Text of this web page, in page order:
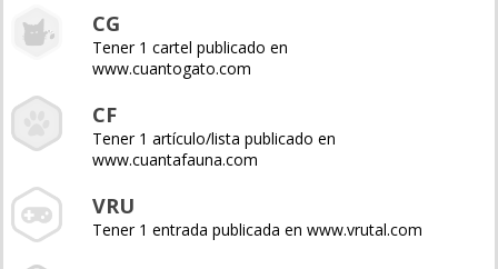
CG
Tener 1 cartel publicado en
www.cuantogato.com
CF
Tener 1 artículo/lista publicado en
www.cuantafauna.com
VRU
Tener 1 entrada publicada en www.vrutal.com